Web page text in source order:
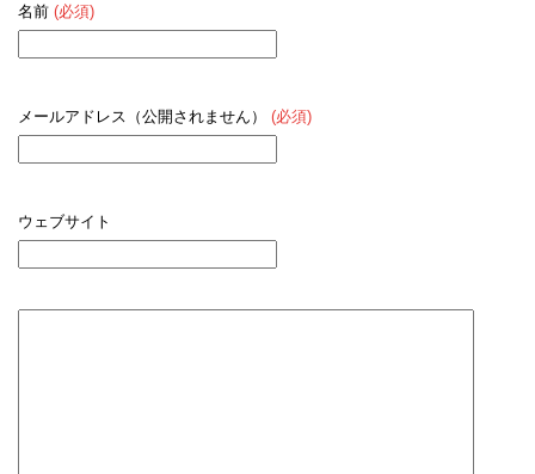
名前 (必須)
メールアドレス（公開されません） (必須)
ウェブサイト